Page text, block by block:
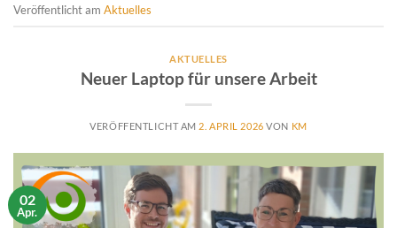
Veröffentlicht am Aktuelles
AKTUELLES
Neuer Laptop für unsere Arbeit
VERÖFFENTLICHT AM 2. APRIL 2026 VON KM
02
Apr.